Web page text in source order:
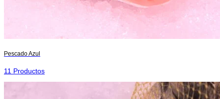
Pescado Azul
11 Productos